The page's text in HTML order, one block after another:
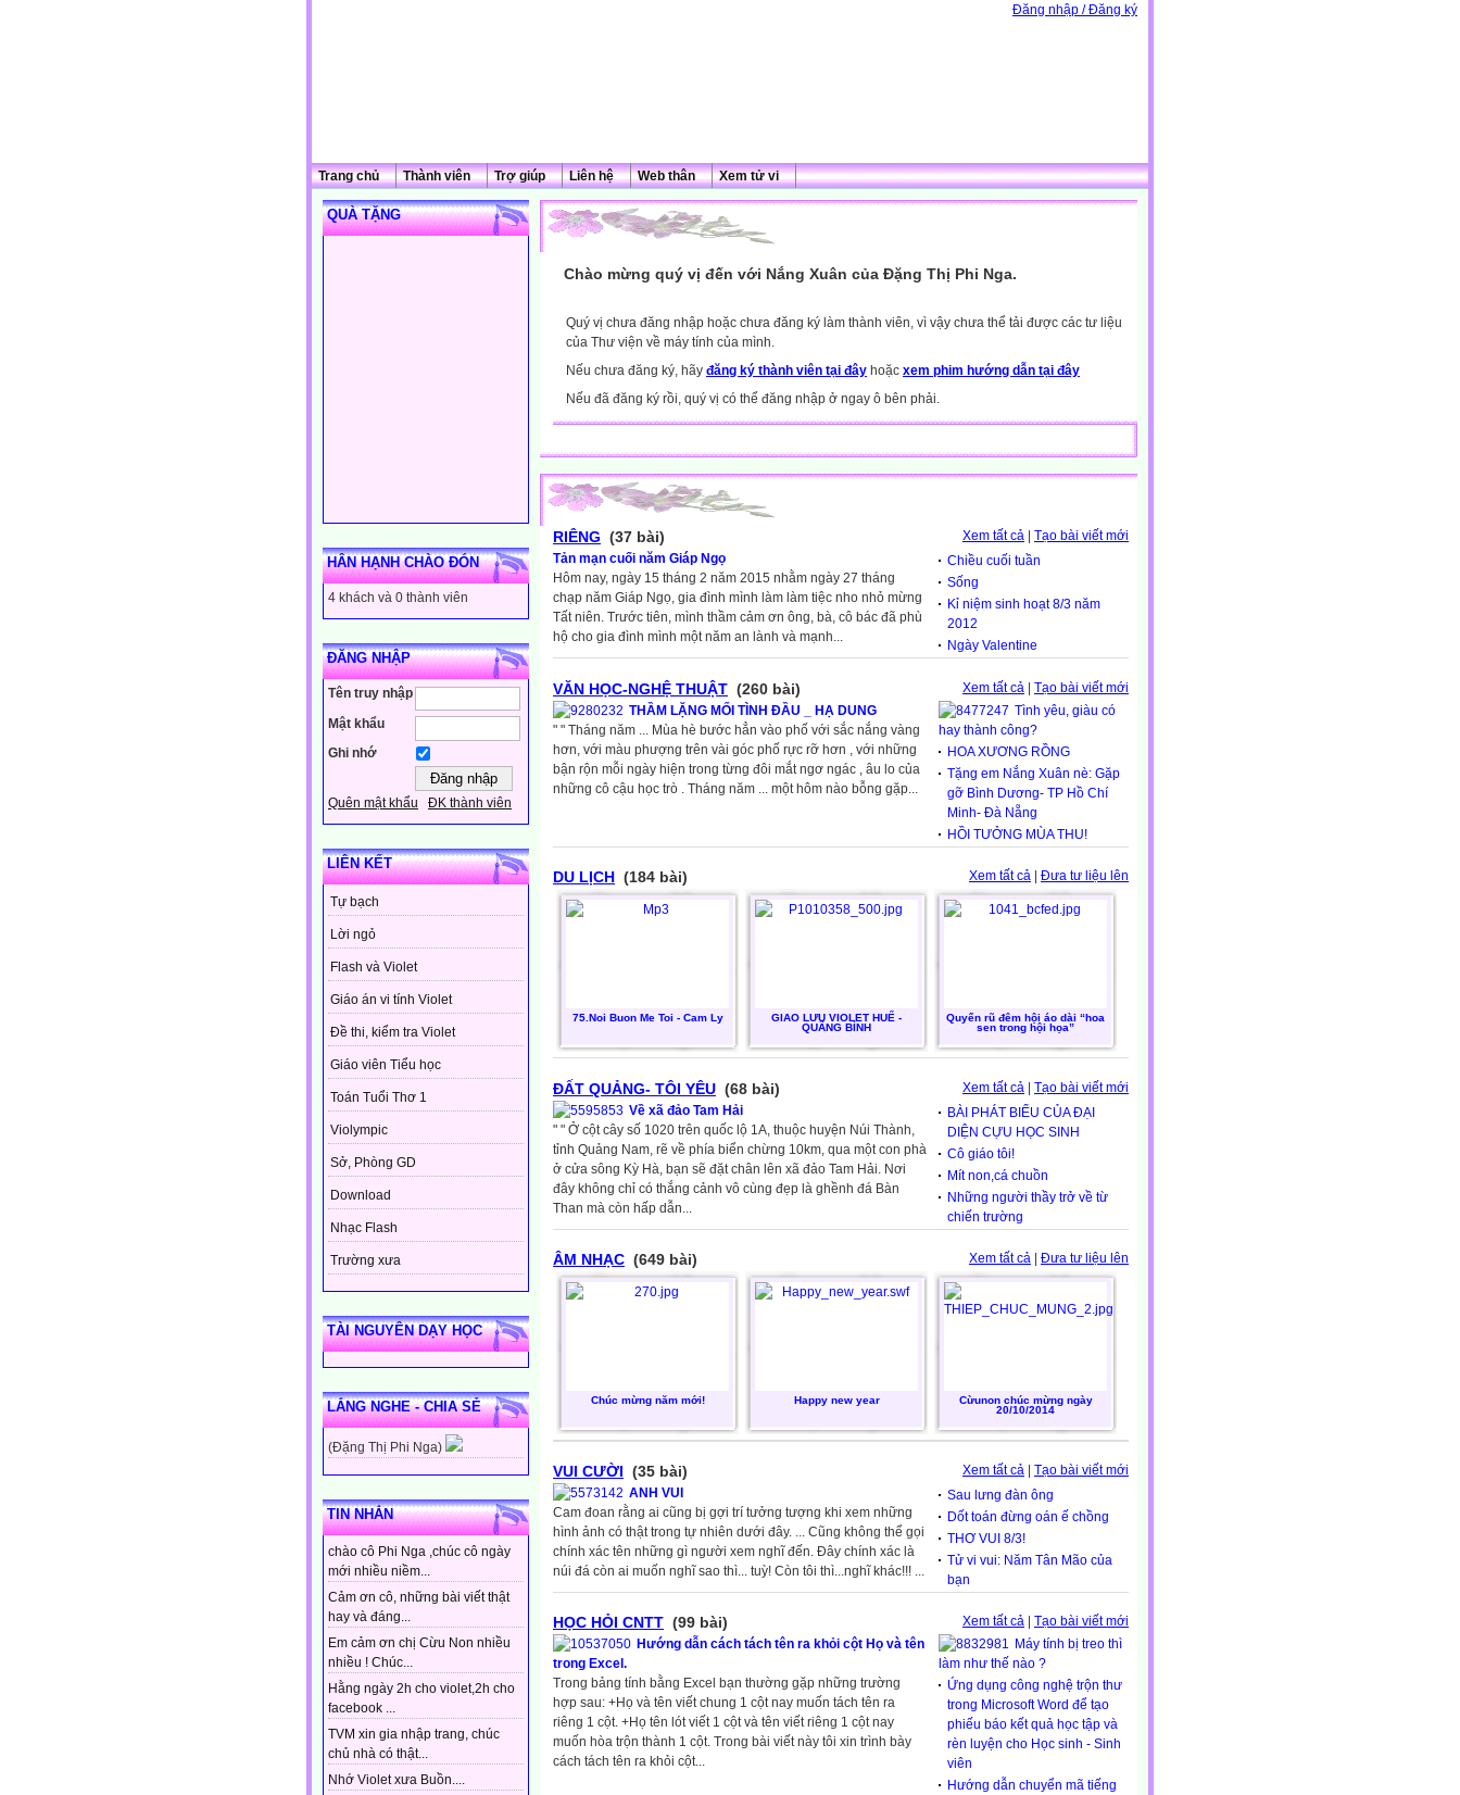
Đăng nhập / Đăng ký
Trang chủ Thành viên Trợ giúp Liên hệ Web thân Xem tử vi
QUÀ TẶNG
HÂN HẠNH CHÀO ĐÓN
4 khách và 0 thành viên
ĐĂNG NHẬP
Tên truy nhập
Mật khẩu
Ghi nhớ
Quên mật khẩu ĐK thành viên
LIÊN KẾT
Tự bạch
Lời ngỏ
Flash và Violet
Giáo án vi tính Violet
Đề thi, kiểm tra Violet
Giáo viên Tiểu học
Toán Tuổi Thơ 1
Violympic
Sở, Phòng GD
Download
Nhạc Flash
Trường xưa
TÀI NGUYÊN DẠY HỌC
LẮNG NGHE - CHIA SẺ
(Đặng Thị Phi Nga)
TIN NHẮN
chào cô Phi Nga ,chúc cô ngày
mới nhiều niềm...
Cảm ơn cô, những bài viết thật
hay và đáng...
Em cảm ơn chị Cừu Non nhiều
nhiều ! Chúc...
Hằng ngày 2h cho violet,2h cho
facebook ...
TVM xin gia nhập trang, chúc
chủ nhà có thật...
Nhớ Violet xưa Buồn....
Chào mừng quý vị đến với Nắng Xuân của Đặng Thị Phi Nga.
Quý vị chưa đăng nhập hoặc chưa đăng ký làm thành viên, vì vậy chưa thể tải được các tư liệu
của Thư viện về máy tính của mình.
Nếu chưa đăng ký, hãy đăng ký thành viên tại đây hoặc xem phim hướng dẫn tại đây
Nếu đã đăng ký rồi, quý vị có thể đăng nhập ở ngay ô bên phải.
Xem tất cả Tạo bài viết mới
RIÊNG (37 bài)
Tản mạn cuối năm Giáp Ngọ
Hôm nay, ngày 15 tháng 2 năm 2015 nhằm ngày 27 tháng
chạp năm Giáp Ngọ, gia đình mình làm làm tiệc nho nhỏ mừng
Tất niên. Trước tiên, mình thầm cảm ơn ông, bà, cô bác đã phù
hộ cho gia đình mình một năm an lành và mạnh...
Chiều cuối tuần
Sống
Kỉ niệm sinh hoạt 8/3 năm
2012
Ngày Valentine
Xem tất cả | Tạo bài viết mới
VĂN HỌC-NGHỆ THUẬT (260 bài)
THẦM LẶNG MỐI TÌNH ĐẦU _ HẠ DUNG
" " Tháng năm ... Mùa hè bước hẳn vào phố với sắc nắng vàng
hơn, với màu phượng trên vài góc phố rực rỡ hơn , với những
bận rộn mỗi ngày hiện trong từng đôi mắt ngơ ngác , âu lo của
những cô cậu học trò . Tháng năm ... một hôm nào bỗng gặp...
Tình yêu, giàu có
hay thành công?
HOA XƯƠNG RỒNG
Tặng em Nắng Xuân nè: Gặp
gỡ Bình Dương- TP Hồ Chí
Minh- Đà Nẵng
HỒI TƯỞNG MÙA THU!
Xem tất cả Đưa tư liệu lên
DU LỊCH (184 bài)
75.Noi Buon Me Toi - Cam Ly
GIAO LƯU VIOLET HUẾ -
QUÃNG BÌNH
Quyến rũ đêm hội áo dài “hoa
sen trong hội họa”
Xem tất cả | Tạo bài viết mới
ĐẤT QUẢNG- TÔI YÊU (68 bài)
Về xã đảo Tam Hải
" " Ở cột cây số 1020 trên quốc lộ 1A, thuộc huyện Núi Thành,
tỉnh Quảng Nam, rẽ về phía biển chừng 10km, qua một con phà
ở cửa sông Kỳ Hà, bạn sẽ đặt chân lên xã đảo Tam Hải. Nơi
đây không chỉ có thắng cảnh vô cùng đẹp là ghềnh đá Bàn
Than mà còn hấp dẫn...
BÀI PHÁT BIỂU CỦA ĐẠI
DIỆN CỰU HỌC SINH
Cô giáo tôi!
Mít non,cá chuồn
Những người thầy trở về từ
chiến trường
Xem tất cả Đưa tư liệu lên
ÂM NHẠC (649 bài)
Chúc mừng năm mới! Happy new year
Cừunon chúc mừng ngày
20/10/2014
Xem tất cả | Tạo bài viết mới
VUI CƯỜI (35 bài)
ANH VUI
Cam đoan rằng ai cũng bị gợi trí tưởng tượng khi xem những
hình ảnh có thật trong tự nhiên dưới đây. ... Cũng không thể gọi
chính xác tên những gì người xem nghĩ đến. Đây chính xác là
núi đá còn ai muốn nghĩ sao thì... tuỳ! Còn tôi thì...nghĩ khác!!! ...
Sau lưng đàn ông
Dốt toán đừng oán ế chồng
THƠ VUI 8/3!
Tử vi vui: Năm Tân Mão của
bạn
Xem tất cả Tạo bài viết mới
HỌC HỎI CNTT (99 bài)
Hướng dẫn cách tách tên ra khỏi cột Họ và tên
trong Excel.
Trong bảng tính bằng Excel bạn thường gặp những trường
hợp sau: +Họ và tên viết chung 1 cột nay muốn tách tên ra
riêng 1 cột. +Họ tên lót viết 1 cột và tên viết riêng 1 cột nay
muốn hòa trộn thành 1 cột. Trong bài viết này tôi xin trình bày
cách tách tên ra khỏi cột...
Máy tính bị treo thì
làm như thế nào ?
Ứng dụng công nghệ trộn thư
trong Microsoft Word để tạo
phiếu báo kết quả học tập và
rèn luyện cho Học sinh - Sinh
viên
Hướng dẫn chuyển mã tiếng